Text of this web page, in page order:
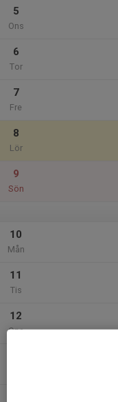
5
Ons
6
Tor
7
Fre
8
Lör
9
Sön
10
Mån
11
Tis
12
Ons